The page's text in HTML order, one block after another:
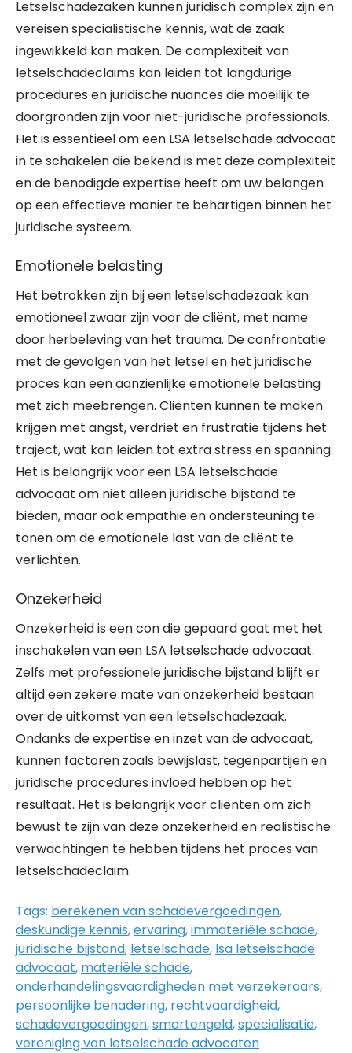
Letselschadezaken kunnen juridisch complex zijn en
vereisen specialistische kennis, wat de zaak
ingewikkeld kan maken. De complexiteit van
letselschadeclaims kan leiden tot langdurige
procedures en juridische nuances die moeilijk te
doorgronden zijn voor niet-juridische professionals.
Het is essentieel om een LSA letselschade advocaat
in te schakelen die bekend is met deze complexiteit
en de benodigde expertise heeft om uw belangen
op een effectieve manier te behartigen binnen het
juridische systeem.
Emotionele belasting
Het betrokken zijn bij een letselschadezaak kan
emotioneel zwaar zijn voor de cliënt, met name
door herbeleving van het trauma. De confrontatie
met de gevolgen van het letsel en het juridische
proces kan een aanzienlijke emotionele belasting
met zich meebrengen. Cliënten kunnen te maken
krijgen met angst, verdriet en frustratie tijdens het
traject, wat kan leiden tot extra stress en spanning.
Het is belangrijk voor een LSA letselschade
advocaat om niet alleen juridische bijstand te
bieden, maar ook empathie en ondersteuning te
tonen om de emotionele last van de cliënt te
verlichten.
Onzekerheid
Onzekerheid is een con die gepaard gaat met het
inschakelen van een LSA letselschade advocaat.
Zelfs met professionele juridische bijstand blijft er
altijd een zekere mate van onzekerheid bestaan
over de uitkomst van een letselschadezaak.
Ondanks de expertise en inzet van de advocaat,
kunnen factoren zoals bewijslast, tegenpartijen en
juridische procedures invloed hebben op het
resultaat. Het is belangrijk voor cliënten om zich
bewust te zijn van deze onzekerheid en realistische
verwachtingen te hebben tijdens het proces van
letselschadeclaim.
Tags: berekenen van schadevergoedingen,
deskundige kennis,ervaring,immateriële schade,
juridische bijstand, letselschade, lsa letselschade
advocaat, materiële schade,
onderhandelingsvaardigheden met verzekeraars,
persoonlijke benadering, rechtvaardigheid,
schadevergoedingen,smartengeld,specialisatie,
vereniging van letselschade advocaten